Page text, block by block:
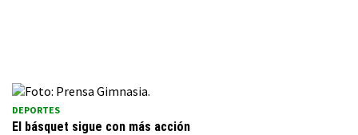
DEPORTES
El básquet sigue con más acción